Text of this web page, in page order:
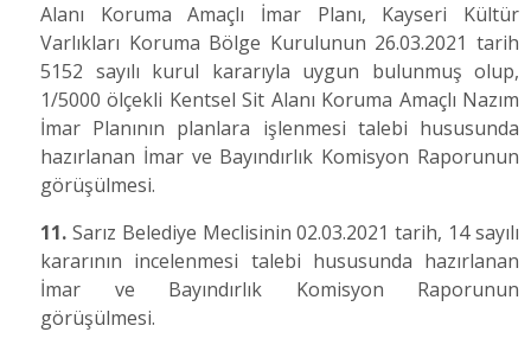
Alanı Koruma Amaçlı İmar Planı, Kayseri Kültür
Varlıkları Koruma Bölge Kurulunun 26.03.2021 tarih
5152 sayılı kurul kararıyla uygun bulunmuş olup,
1/5000 ölçekli Kentsel Sit Alanı Koruma Amaçlı Nazım
İmar Planının planlara işlenmesi talebi hususunda
hazırlanan İmar ve Bayındırlık Komisyon Raporunun
görüşülmesi.
11. Sarız Belediye Meclisinin 02.03.2021 tarih, 14 sayılı
kararının incelenmesi talebi hususunda hazırlanan
İmar ve Bayındırlık Komisyon Raporunun
görüşülmesi.